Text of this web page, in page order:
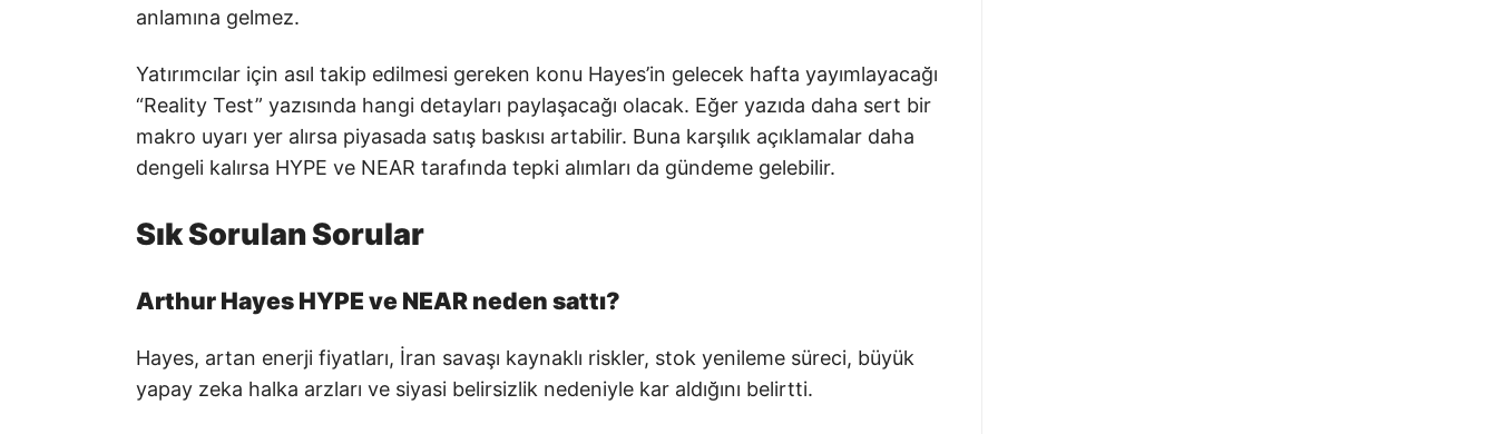
anlamına gelmez.
Yatırımcılar için asıl takip edilmesi gereken konu Hayes’in gelecek hafta yayımlayacağı
“Reality Test” yazısında hangi detayları paylaşacağı olacak. Eğer yazıda daha sert bir
makro uyarı yer alırsa piyasada satış baskısı artabilir. Buna karşılık açıklamalar daha
dengeli kalırsa HYPE ve NEAR tarafında tepki alımları da gündeme gelebilir.
Sık Sorulan Sorular
Arthur Hayes HYPE ve NEAR neden sattı?
Hayes, artan enerji fiyatları, İran savaşı kaynaklı riskler, stok yenileme süreci, büyük
yapay zeka halka arzları ve siyasi belirsizlik nedeniyle kar aldığını belirtti.